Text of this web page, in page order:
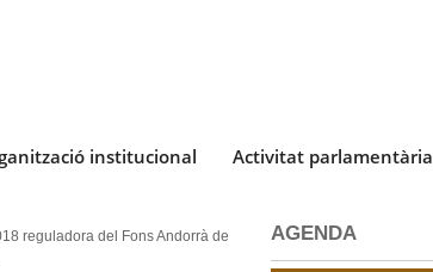
institucional Activitat parlamentària
reguladora del Fons Andorrà de
AGENDA